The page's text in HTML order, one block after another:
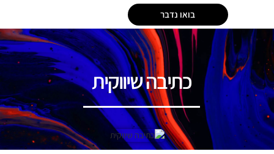
בואו נדבר
כתיבה שיווקית